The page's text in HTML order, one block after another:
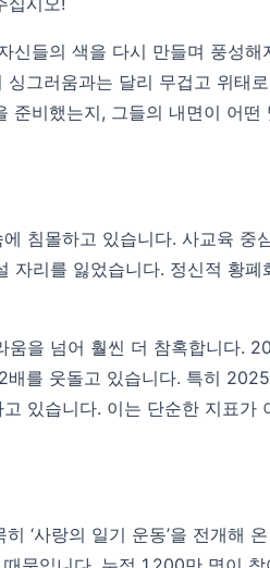
들의 색을 다시 만들며 풍성
그러움과는 달리 무겁고 위태
비했는지, 그들의 내면이 어
침몰하고 있습니다. 사교육
리를 잃었습니다. 정신적 황
을 넘어 훨씬 더 참혹합니다.
배를 웃돌고 있습니다. 특히
있습니다. 이는 단순한 지표
‘사랑의 일기 운동’을 전개해